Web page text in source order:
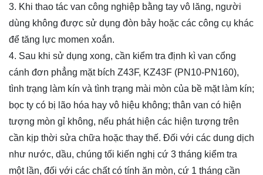
3. Khi thao tác van công nghiệp bằng tay vô lăng, người
dùng không được sử dụng đòn bảy hoặc các công cụ khác
để tăng lực momen xoắn.
4. Sau khi sử dụng xong, cần kiểm tra định kì van cổng
cánh đơn phẳng mặt bích Z43F, KZ43F (PN10-PN160),
tình trạng làm kín và tình trạng mài mòn của bề mặt làm kín;
bọc ty có bị lão hóa hay vô hiệu không; thân van có hiện
tượng mòn gỉ không, nếu phát hiện các hiện tượng trên
cần kịp thời sửa chữa hoặc thay thế. Đối với các dung dịch
như nước, dầu, chúng tối kiến nghị cứ 3 tháng kiểm tra
một lần, đối với các chất có tính ăn mòn, cứ 1 tháng cần